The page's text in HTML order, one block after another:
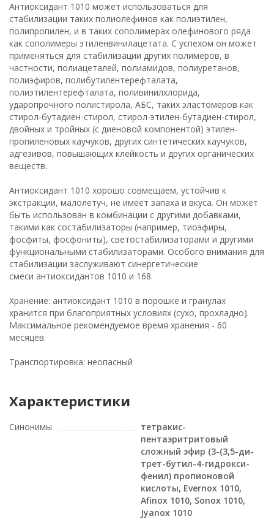
Антиоксидант 1010 может использоваться для
стабилизации таких полиолефинов как полиэтилен,
полипропилен, и в таких сополимерах олефинового ряда
как сополимеры этиленвинилацетата. С успехом он может
применяться для стабилизации других полимеров, в
частности, полиацеталей, полиамидов, полиуретанов,
полиэфиров, полибутилентерефталата,
полиэтилентерефталата, поливинилхлорида,
ударопрочного полистирола, АБС, таких эластомеров как
стирол-бутадиен-стирол, стирол-этилен-бутадиен-стирол,
двойных и тройных (с диеновой компонентой) этилен-
пропиленовых каучуков, других синтетических каучуков,
адгезивов, повышающих клейкость и других органических
веществ.
Антиоксидант 1010 хорошо совмещаем, устойчив к
экстракции, малолетуч, не имеет запаха и вкуса. Он может
быть использован в комбинации с другими добавками,
такими как состабилизаторы (например, тиоэфиры,
фосфиты, фосфониты), светостабилизаторами и другими
функциональными стабилизаторами. Особого внимания для
стабилизации заслуживают синергетические
смеси антиоксидантов 1010 и 168.
Хранение: антиоксидант 1010 в порошке и гранулах
хранится при благоприятных условиях (сухо, прохладно).
Максимальное рекомендуемое время хранения - 60
месяцев.
Транспортировка: неопасный
Характеристики
Синонимы
тетракис-
пентаэритритовый
сложный эфир (3-(3,5-ди-
трет-бутил-4-гидрокси-
фенил) пропионовой
кислоты, Evernox 1010,
Afinox 1010, Sonox 1010,
Jyanox 1010